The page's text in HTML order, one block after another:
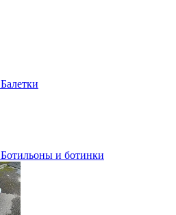
Балетки
Ботильоны и ботинки